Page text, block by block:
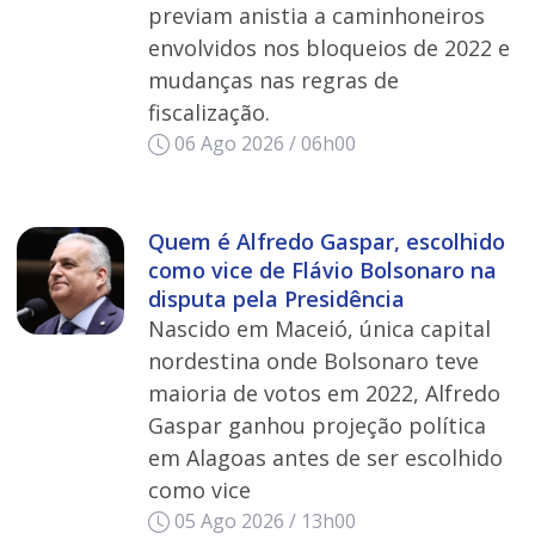
previam anistia a caminhoneiros
envolvidos nos bloqueios de 2022 e
mudanças nas regras de
fiscalização.
06 Ago 2026 / 06h00
Quem é Alfredo Gaspar, escolhido
como vice de Flávio Bolsonaro na
disputa pela Presidência
Nascido em Maceió, única capital
nordestina onde Bolsonaro teve
maioria de votos em 2022, Alfredo
Gaspar ganhou projeção política
em Alagoas antes de ser escolhido
como vice
05 Ago 2026 / 13h00